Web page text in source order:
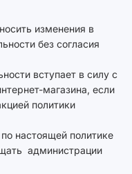
изменения в
без согласия
вступает в силу с
магазина, если
политики
настоящей политике
администрации